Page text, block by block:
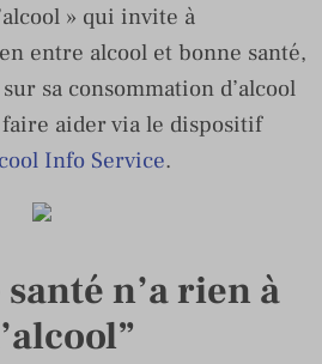
» qui invite à
entre alcool et bonne santé,
sa consommation d’alcool
faire aider via le dispositif
Info Service.
n’a rien à